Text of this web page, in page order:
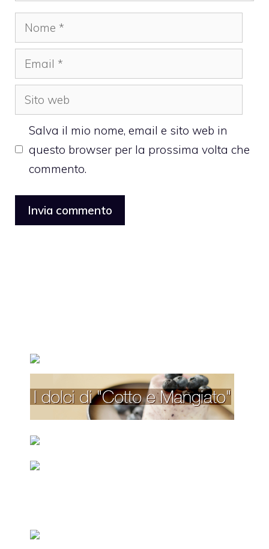
Nome
Email
Sito
web
Salva il mio nome, email e sito web in
questo browser per la prossima volta che
commento.